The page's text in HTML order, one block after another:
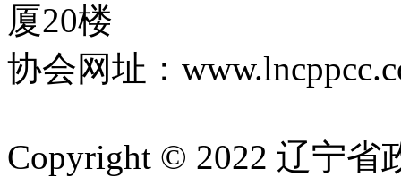
厦20楼
协会网址：
Copyright © 2022 辽宁